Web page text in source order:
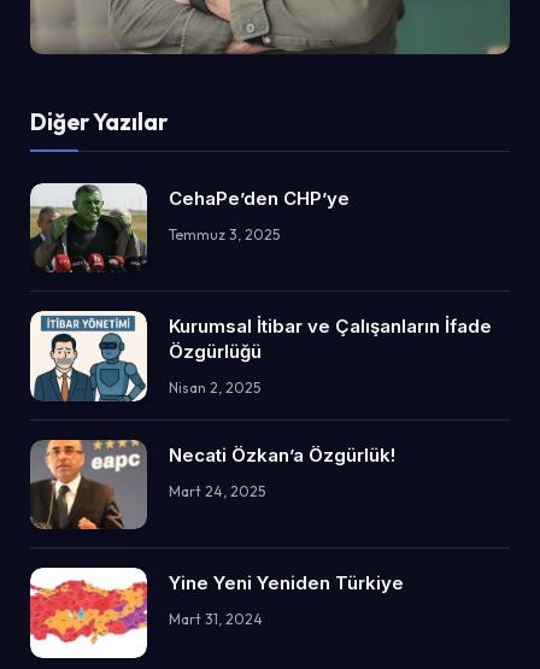
Diğer Yazılar
CehaPe’den CHP’ye
Temmuz 3, 2025
Kurumsal İtibar ve Çalışanların İfade
Özgürlüğü
Nisan 2, 2025
Necati Özkan’a Özgürlük!
Mart 24, 2025
Yine Yeni Yeniden Türkiye
Mart 31, 2024